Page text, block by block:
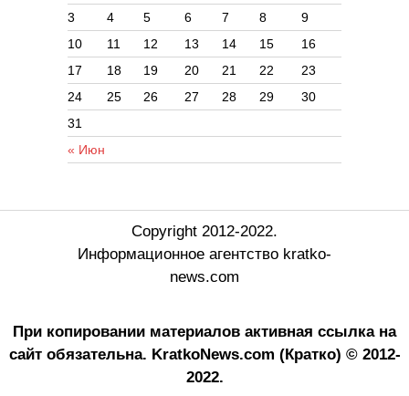
« Июн
3
4 5 6 7 8
9
10
11 12 13 14 15
16
17
18 19 20 21 22
23
24
25 26 27 28 29
30
31
Copyright 2012-2022.
Информационное агентство kratko-
news.com
При копировании материалов активная ссылка на
сайт обязательна. KratkoNews.com (Кратко) © 2012-
2022.